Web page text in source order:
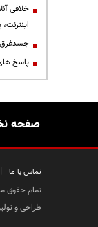
خلافی
جسدغرق
پاسخ
صفحه
تماس با ما |
تمام حقوق
طراحی و